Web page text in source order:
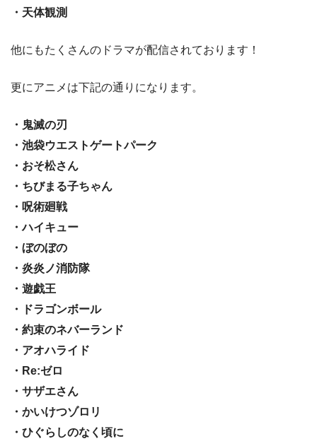
・天体観測
他にもたくさんのドラマが配信されております！
更にアニメは下記の通りになります。
・鬼滅の刃
・池袋ウエストゲートパーク
・おそ松さん
・ちびまる子ちゃん
・呪術廻戦
・ハイキュー
・ぼのぼの
・炎炎ノ消防隊
・遊戯王
・ドラゴンボール
・約束のネバーランド
・アオハライド
・Re:ゼロ
・サザエさん
・かいけつゾロリ
・ひぐらしのなく頃に